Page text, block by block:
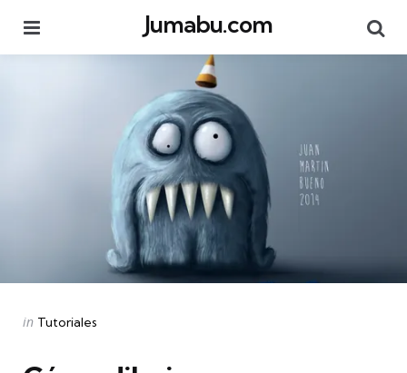
Jumabu.com
Categories
Posted
in Tutoriales